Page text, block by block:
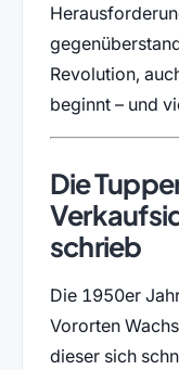
Revolution,
beginnt – und
Die
schrieb
Die 1950er
Vororten
dieser sich